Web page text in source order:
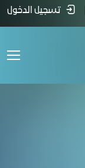
تسجيل الدخول